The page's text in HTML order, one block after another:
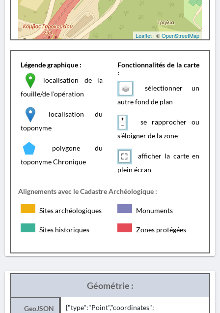
Leaflet | ©OpenStreetMap
Légende graphique :
localisation de la
fouille/de l'opération
localisation du
toponyme
polygone du
toponyme Chronique
Fonctionnalités de la carte
:
sélectionner un
autre fond de plan
se rapprocher ou
s'éloigner de la zone
afficher la carte en
plein écran
Alignements avec le Cadastre Archéologique :
Sites archéologiques Monuments
Sites historiques Zones protégées
Géométrie :
GeoJSON
{"type":"Point","coordinates":